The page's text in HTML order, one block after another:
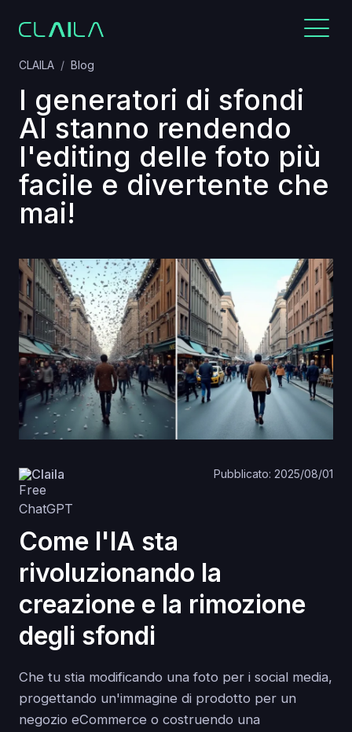
CLAILA Blog
I generatori di sfondi
AI stanno rendendo
l'editing delle foto più
facile e divertente che
mai!
Claila Pubblicato: 2025/08/01
Come l'IA sta
rivoluzionando la
creazione e la rimozione
degli sfondi
Che tu stia modificando una foto per i social media,
progettando un'immagine di prodotto per un
negozio eCommerce o costruendo una